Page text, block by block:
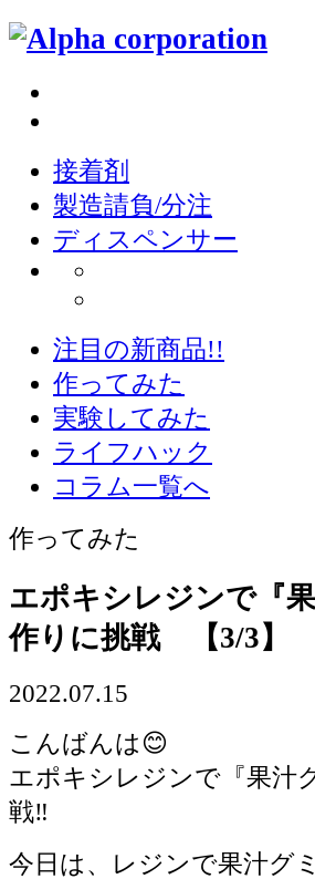
接着剤
製造請負/分注
ディスペンサー
注目の新商品!!
作ってみた
実験してみた
ライフハック
コラム一覧へ
作ってみた
エポキシレジンで『
作りに挑戦 【3/3】
2022.07.15
こんばんは😊
エポキシレジンで『果汁
戦‼️
今日は、レジンで果汁グ